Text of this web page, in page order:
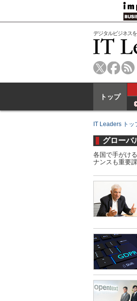
デジタルビジネス
トップ
IT Leaders トッ
グローバ
各国で手がけ
ナンスも重要